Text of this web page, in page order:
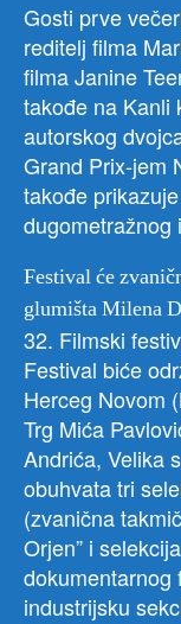
Gosti prve
reditelj filma
filma Janine
takođe na Kanli
autorskog
Grand Prix-jem
takođe
dugometražnog
Festival će
glumišta Milena
32. Filmski
Festival biće
Herceg Novom
Trg Mića
Andrića, Velika
obuhvata tri
(zvanična
Orjen” i
dokumentarnog
industrijsku